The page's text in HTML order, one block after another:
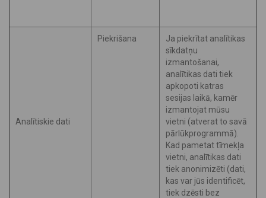
Analītiskie dati
Piekrišana
Ja piekrītat analītikas
sīkdatņu
izmantošanai,
analītikas dati tiek
apkopoti katras
sesijas laikā, kamēr
izmantojat mūsu
vietni (atverat to savā
pārlūkprogrammā).
Kad pametat tīmekļa
vietni, analītikas dati
tiek anonimizēti (dati,
kas var jūs identificēt,
tiek dzēsti bez